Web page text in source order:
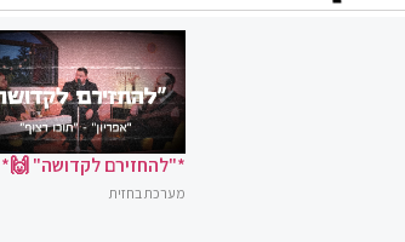
*"להחזירם לקדושה" 🙌*
מערכת בחזית